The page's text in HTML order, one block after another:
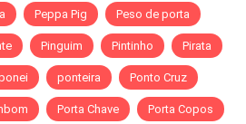
Peppa Pig Peso de porta
Pinguim Pintinho Pirata
ponteira Ponto Cruz
Porta Chave Porta Copos